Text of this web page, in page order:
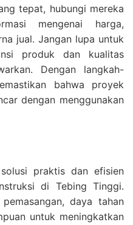
tepat, hubungi mereka
mengenai harga,
jual. Jangan lupa untuk
produk dan kualitas
Dengan langkah-
bahwa proyek
dengan menggunakan
praktis dan efisien
di Tebing Tinggi.
daya tahan
untuk meningkatkan